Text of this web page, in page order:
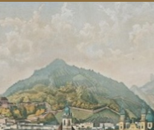
RAIBA - Flachgau Mitte - IBAN